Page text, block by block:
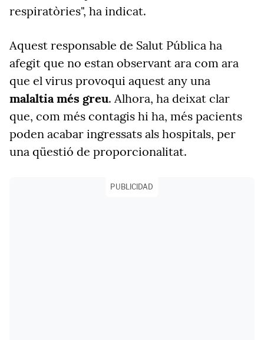
respiratòries", ha indicat.
Aquest responsable de Salut Pública ha
afegit que no estan observant ara com ara
que el virus provoqui aquest any una
malaltia més greu. Alhora, ha deixat clar
que, com més contagis hi ha, més pacients
poden acabar ingressats als hospitals, per
una qüestió de proporcionalitat.
PUBLICIDAD